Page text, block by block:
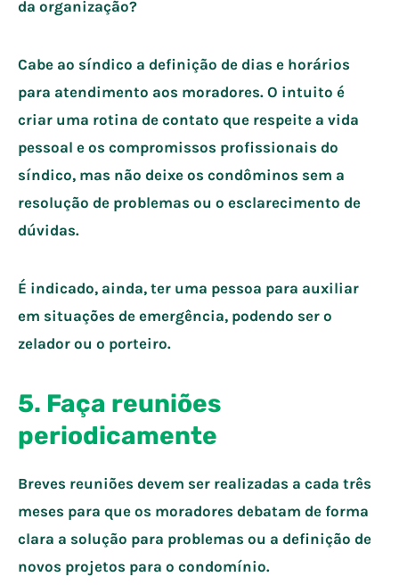
da organização?
Cabe ao síndico a definição de dias e horários
para atendimento aos moradores. O intuito é
criar uma rotina de contato que respeite a vida
pessoal e os compromissos profissionais do
síndico, mas não deixe os condôminos sem a
resolução de problemas ou o esclarecimento de
dúvidas.
É indicado, ainda, ter uma pessoa para auxiliar
em situações de emergência, podendo ser o
zelador ou o porteiro.
5. Faça reuniões
periodicamente
Breves reuniões devem ser realizadas a cada três
meses para que os moradores debatam de forma
clara a solução para problemas ou a definição de
novos projetos para o condomínio.